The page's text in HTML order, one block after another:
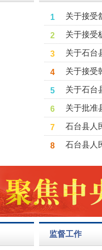
1 关于接受
代表大会
2 关于接受
表大会常
3 关于石台
选举的决
4 关于接受
代表大会
5 关于石台
选举的决
6 关于批准
票决民生
7 石台县人
台县2025
8 石台县人
监督工作